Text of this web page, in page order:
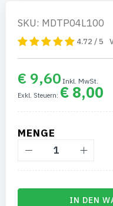
SKU: MDTP04L100
4.72 / 5
€ 9,60
€ 8,00
MENGE
IN DEN